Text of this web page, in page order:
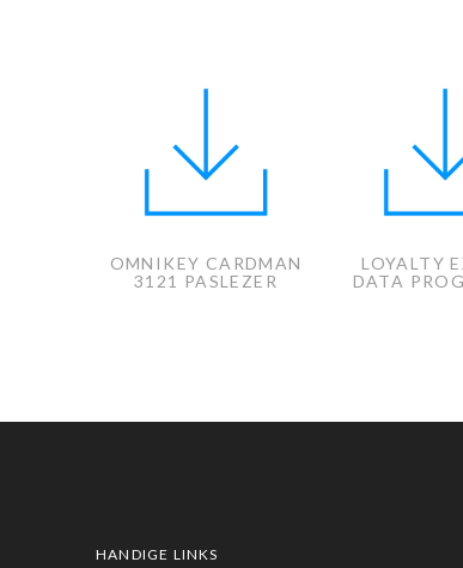
OMNIKEY CARDMAN
3121 PASLEZER
LOYALTY
DATA
HANDIGE LINKS